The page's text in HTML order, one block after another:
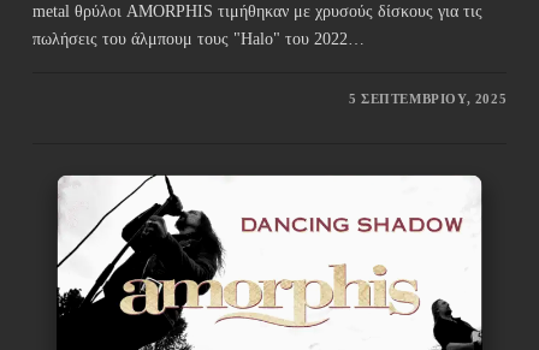
metal θρύλοι AMORPHIS τιμήθηκαν με χρυσούς δίσκους για τις
πωλήσεις του άλμπουμ τους "Halo" του 2022…
5 ΣΕΠΤΕΜΒΡΊΟΥ, 2025